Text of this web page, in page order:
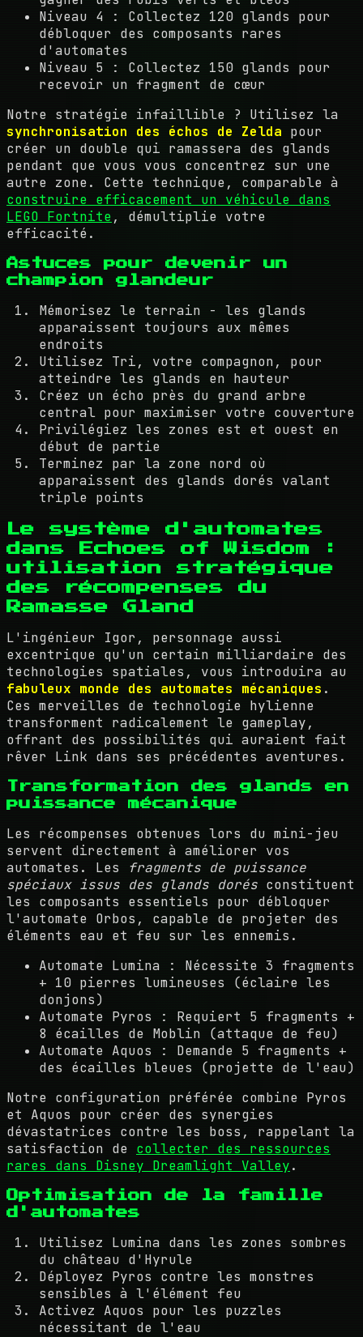
Niveau 4 : Collectez 120 glands pour
débloquer des composants rares
d'automates
Niveau 5 : Collectez 150 glands pour
recevoir un fragment de cœur
Notre stratégie infaillible ? Utilisez la
synchronisation des échos de Zelda pour
créer un double qui ramassera des glands
pendant que vous vous concentrez sur une
autre zone. Cette technique, comparable à
construire efficacement un véhicule dans
LEGO Fortnite, démultiplie votre
efficacité.
Astuces pour devenir un
champion glandeur
Mémorisez le terrain - les glands
apparaissent toujours aux mêmes
endroits
Utilisez Tri, votre compagnon, pour
atteindre les glands en hauteur
Créez un écho près du grand arbre
central pour maximiser votre couverture
Privilégiez les zones est et ouest en
début de partie
Terminez par la zone nord où
apparaissent des glands dorés valant
triple points
Le système d'automates
dans Echoes of Wisdom :
utilisation stratégique
des récompenses du
Ramasse Gland
L'ingénieur Igor, personnage aussi
excentrique qu'un certain milliardaire des
technologies spatiales, vous introduira au
fabuleux monde des automates mécaniques .
Ces merveilles de technologie hylienne
transforment radicalement le gameplay,
offrant des possibilités qui auraient fait
rêver Link dans ses précédentes aventures.
Transformation des glands en
puissance mécanique
Les récompenses obtenues lors du mini-jeu
servent directement à améliorer vos
automates. Les fragments de puissance
spéciaux issus des glands dorés constituent
les composants essentiels pour débloquer
l'automate Orbos, capable de projeter des
éléments eau et feu sur les ennemis.
Automate Lumina : Nécessite 3 fragments
+ 10 pierres lumineuses (éclaire les
donjons)
Automate Pyros : Requiert 5 fragments +
8 écailles de Moblin (attaque de feu)
Automate Aquos : Demande 5 fragments +
des écailles bleues (projette de l'eau)
Notre configuration préférée combine Pyros
et Aquos pour créer des synergies
dévastatrices contre les boss, rappelant la
satisfaction de collecter des ressources
rares dans Disney Dreamlight Valley.
Optimisation de la famille
d'automates
Utilisez Lumina dans les zones sombres
du château d'Hyrule
Déployez Pyros contre les monstres
sensibles à l'élément feu
Activez Aquos pour les puzzles
nécessitant de l'eau